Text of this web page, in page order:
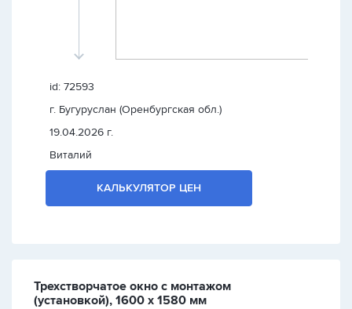
id: 72593
г. Бугуруслан (Оренбургская обл.)
19.04.2026 г.
Виталий
КАЛЬКУЛЯТОР ЦЕН
Трехстворчатое окно с монтажом
(установкой), 1600 х 1580 мм